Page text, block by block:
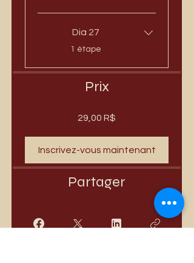
Dia 27
.
1 étape
Prix
29,00 R$
Inscrivez-vous maintenant
Partager